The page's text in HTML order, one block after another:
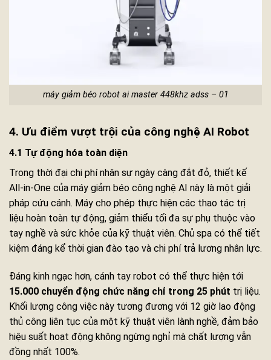
máy giảm béo robot ai master 448khz adss – 01
4. Ưu điểm vượt trội của công nghệ AI Robot
4.1 Tự động hóa toàn diện
Trong thời đại chi phí nhân sự ngày càng đắt đỏ, thiết kế
All-in-One của máy giảm béo công nghệ AI này là một giải
pháp cứu cánh. Máy cho phép thực hiện các thao tác trị
liệu hoàn toàn tự động, giảm thiểu tối đa sự phụ thuộc vào
tay nghề và sức khỏe của kỹ thuật viên. Chủ spa có thể tiết
kiệm đáng kể thời gian đào tạo và chi phí trả lương nhân lực.
Đáng kinh ngạc hơn, cánh tay robot có thể thực hiện tới
15.000 chuyển động chức năng chỉ trong 25 phút trị liệu.
Khối lượng công việc này tương đương với 12 giờ lao động
thủ công liên tục của một kỹ thuật viên lành nghề, đảm bảo
hiệu suất hoạt động không ngừng nghỉ mà chất lượng vẫn
đồng nhất 100%.